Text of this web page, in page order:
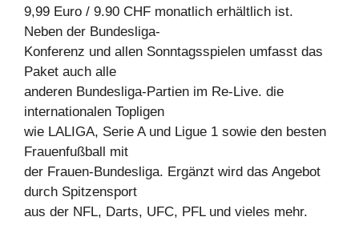
9,99 Euro / 9.90 CHF monatlich erhältlich ist.
Neben der Bundesliga-
Konferenz und allen Sonntagsspielen umfasst das
Paket auch alle
anderen Bundesliga-Partien im Re-Live. die
internationalen Topligen
wie LALIGA, Serie A und Ligue 1 sowie den besten
Frauenfußball mit
der Frauen-Bundesliga. Ergänzt wird das Angebot
durch Spitzensport
aus der NFL, Darts, UFC, PFL und vieles mehr.